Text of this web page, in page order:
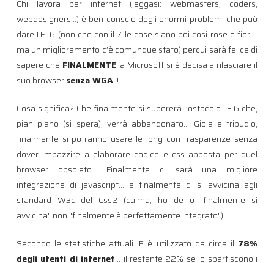
Chi lavora per internet (leggasi: webmasters, coders,
webdesigners…) è ben conscio degli enormi problemi che può
dare I.E. 6 (non che con il 7 le cose siano poi cosi rose e fiori…
ma un miglioramento c’è comunque stato) percui sarà felice di
sapere che FINALMENTEla Microsoft si è decisa a rilasciare il
suo browsersenza WGA!!!
Cosa significa? Che finalmente si supererà l’ostacolo I.E.6 che,
pian piano (si spera), verrà abbandonato… Gioia e tripudio,
finalmente si potranno usare le .png con trasparenze senza
dover impazzire a elaborare codice e css apposta per quel
browser obsoleto… Finalmente ci sarà una migliore
integrazione di javascript… e finalmente ci si avvicina agli
standard W3c del Css2 (calma, ho detto "finalmente si
avvicina" non "finalmente è perfettamente integrato").
Secondo le statistiche attuali IE è utilizzato da circa il 78%
degli utenti di internet… il restante 22% se lo spartiscono i